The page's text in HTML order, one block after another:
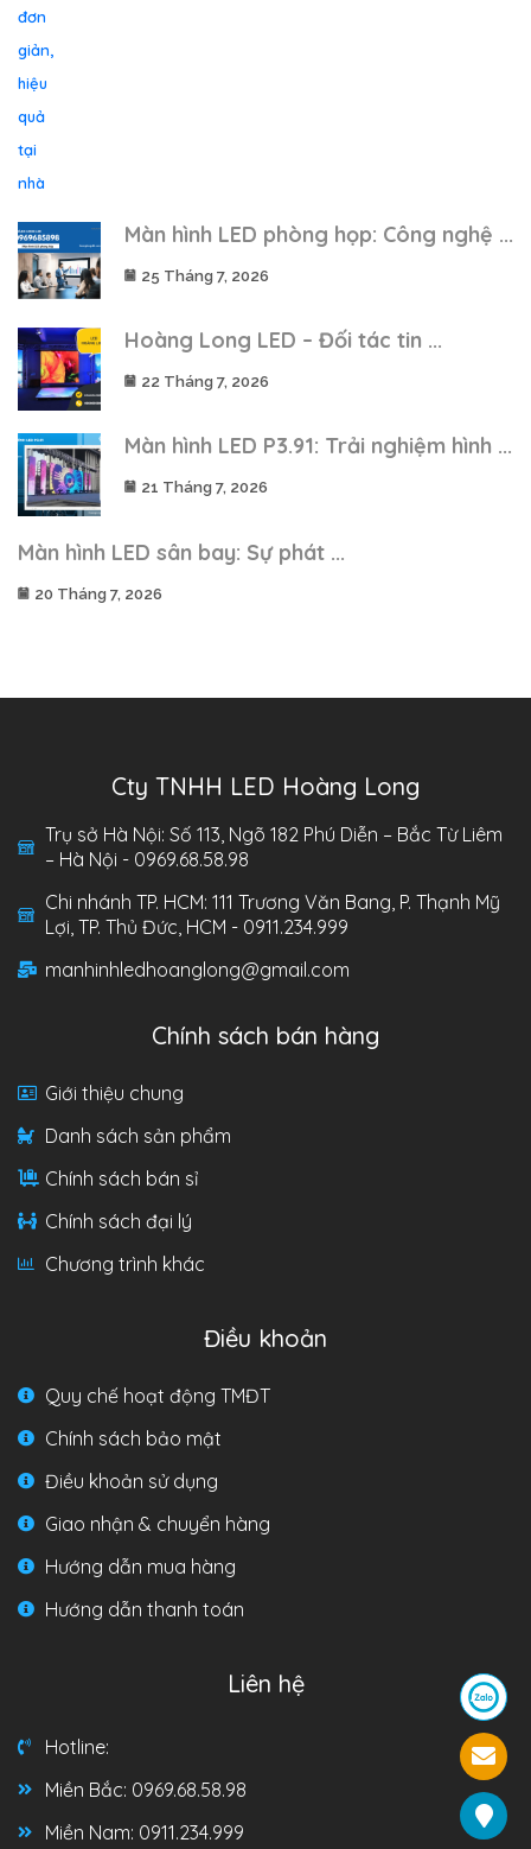
Màn hình LED phòng họp: Công nghệ ...
25 Tháng 7, 2026
Hoàng Long LED – Đối tác tin ...
22 Tháng 7, 2026
Màn hình LED P3.91: Trải nghiệm hình ...
21 Tháng 7, 2026
Màn hình LED sân bay: Sự phát ...
20 Tháng 7, 2026
Cty TNHH LED Hoàng Long
Trụ sở Hà Nội: Số 113, Ngõ 182 Phú Diễn – Bắc Từ Liêm
– Hà Nội - 0969.68.58.98
Chi nhánh TP. HCM: 111 Trương Văn Bang, P. Thạnh Mỹ
Lợi, TP. Thủ Đức, HCM - 0911.234.999
manhinhledhoanglong@gmail.com
Chính sách bán hàng
Giới thiệu chung
Danh sách sản phẩm
Chính sách bán sỉ
Chính sách đại lý
Chương trình khác
Điều khoản
Quy chế hoạt động TMĐT
Chính sách bảo mật
Điều khoản sử dụng
Giao nhận & chuyển hàng
Hướng dẫn mua hàng
Hướng dẫn thanh toán
Liên hệ
Hotline:
Miền Bắc: 0969.68.58.98
Miền Nam: 0911.234.999